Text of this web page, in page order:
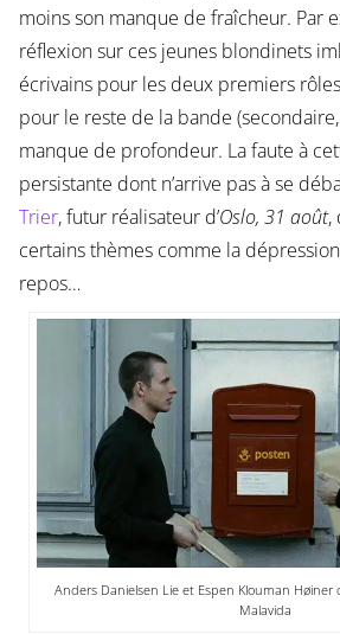
moins son manque de fraîcheur. Par
réflexion sur ces jeunes blondinets
écrivains pour les deux premiers
pour le reste de la bande
manque de profondeur. La faute à
persistante dont n’arrive pas à se
Trier, futur réalisateur d’Oslo, 31 août,
certains thèmes comme la
repos…
Anders Danielsen Lie et Espen Klouman
Malavida